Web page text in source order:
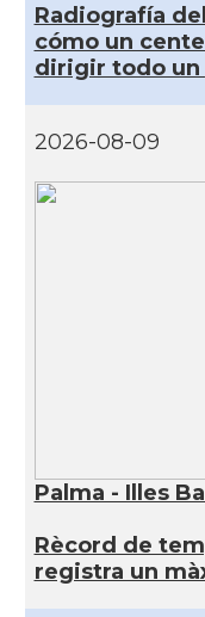
Radiografía
cómo un
dirigir todo un
2026-08-09
Palma - Illes
Rècord de
registra un